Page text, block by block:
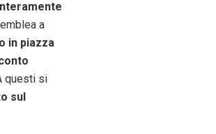
a
in piazza
questi si
sul